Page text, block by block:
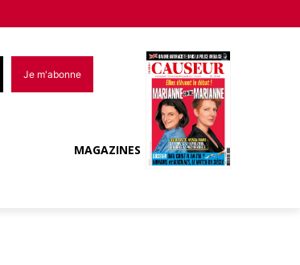
Je m'abonne
MAGAZINES